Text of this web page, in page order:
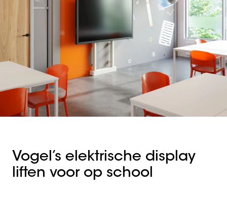
Vogel’s elektrische display
liften voor op school